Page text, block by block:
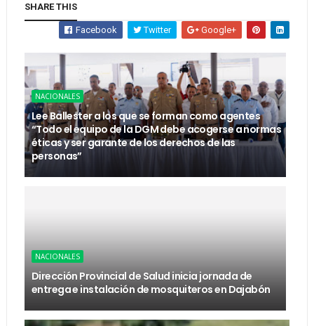
SHARE THIS
Facebook Twitter Google+
NACIONALES
Lee Ballester a los que se forman como agentes
“Todo el equipo de la DGM debe acogerse a normas
éticas y ser garante de los derechos de las
personas”
NACIONALES
Dirección Provincial de Salud inicia jornada de
entrega e instalación de mosquiteros en Dajabón